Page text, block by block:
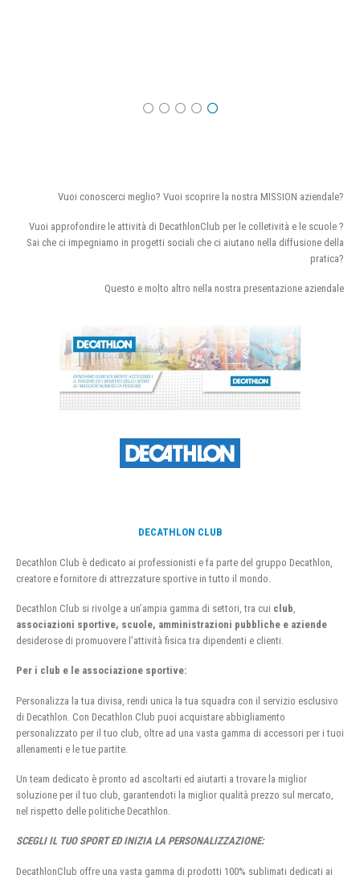
Vuoi conoscerci meglio? Vuoi scoprire la nostra MISSION aziendale?
Vuoi approfondire le attività di DecathlonClub per le colletività e le scuole ?
Sai che ci impegniamo in progetti sociali che ci aiutano nella diffusione della
pratica?
Questo e molto altro nella nostra presentazione aziendale
DECATHLON CLUB
Decathlon Club è dedicato ai professionisti e fa parte del gruppo Decathlon,
creatore e fornitore di attrezzature sportive in tutto il mondo.
Decathlon Club si rivolge a un’ampia gamma di settori, tra cui club
associazioni sportive, scuole, amministrazioni pubbliche e aziende
desiderose di promuovere l’attività fisica tra dipendenti e clienti.
Per i club e le associazione sportive:
Personalizza la tua divisa, rendi unica la tua squadra con il servizio esclusivo
di Decathlon. Con Decathlon Club puoi acquistare abbigliamento
personalizzato per il tuo club, oltre ad una vasta gamma di accessori per i tuoi
allenamenti e le tue partite.
Un team dedicato è pronto ad ascoltarti ed aiutarti a trovare la miglior
soluzione per il tuo club, garantendoti la miglior qualità prezzo sul mercato,
nel rispetto delle politiche Decathlon.
SCEGLI IL TUO SPORT ED INIZIA LA PERSONALIZZAZIONE:
DecathlonClub offre una vasta gamma di prodotti 100% sublimati dedicati ai